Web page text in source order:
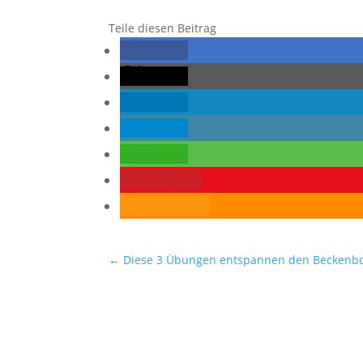
Teile diesen Beitrag
← Diese 3 Übungen entspannen den